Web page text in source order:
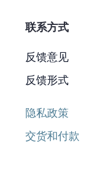
联系方式
反馈意见
反馈形式
隐私政策
交货和付款